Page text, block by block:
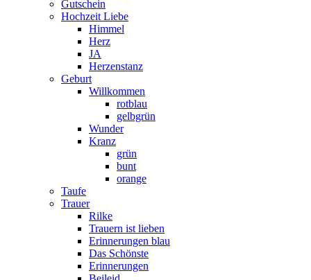
Gutschein
Hochzeit Liebe
Himmel
Herz
JA
Herzenstanz
Geburt
Willkommen
rotblau
gelbgrün
Wunder
Kranz
grün
bunt
orange
Taufe
Trauer
Rilke
Trauern ist lieben
Erinnerungen blau
Das Schönste
Erinnerungen